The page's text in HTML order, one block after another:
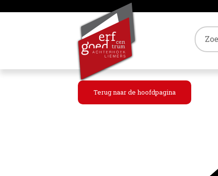
Terug naar de hoofdpagina